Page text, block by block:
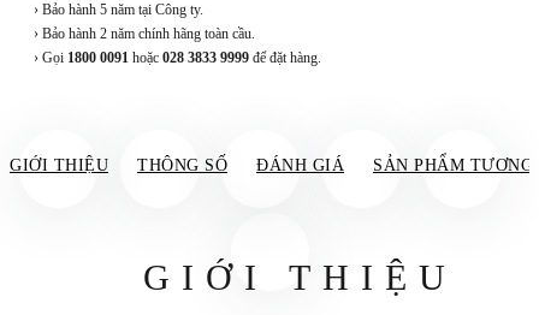
› Bảo hành 5 năm tại Công ty.
› Bảo hành 2 năm chính hãng toàn cầu.
› Gọi 1800 0091 hoặc 028 3833 9999 để đặt hàng.
GIỚI THIỆU THÔNG SỐ ĐÁNH GIÁ SẢN PHẨM TƯƠNG
GIỚI THIỆU